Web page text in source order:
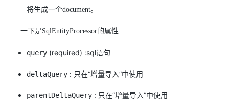
将生成一个document。
一下是SqlEntityProcessor的属性
query (required) :sql语句
deltaQuery : 只在“增量导入”中使用
parentDeltaQuery : 只在“增量导入”中使用